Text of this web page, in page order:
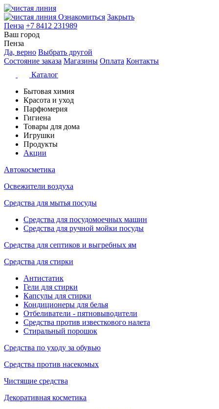
Ознакомиться Закрыть
Пенза +7 8412 231989
Ваш город
Пенза
Да, верно Выбрать другой
Состояние заказа Магазины Оплата Контакты
Каталог
Бытовая химия
Красота и уход
Парфюмерия
Гигиена
Товары для дома
Игрушки
Продукты
Акции
Автокосметика
Освежители воздуха
Средства для мытья посуды
Средства для посудомоечных машин
Средства для ручной мойки посуды
Средства для септиков и выгребных ям
Средства для стирки
Антистатик
Гели для стирки
Капсулы для стирки
Кондиционеры для белья
Отбеливатели - пятновыводители
Средства против известкового налета
Стиральный порошок
Средства по уходу за обувью
Средства против насекомых
Чистящие средства
Декоративная косметика